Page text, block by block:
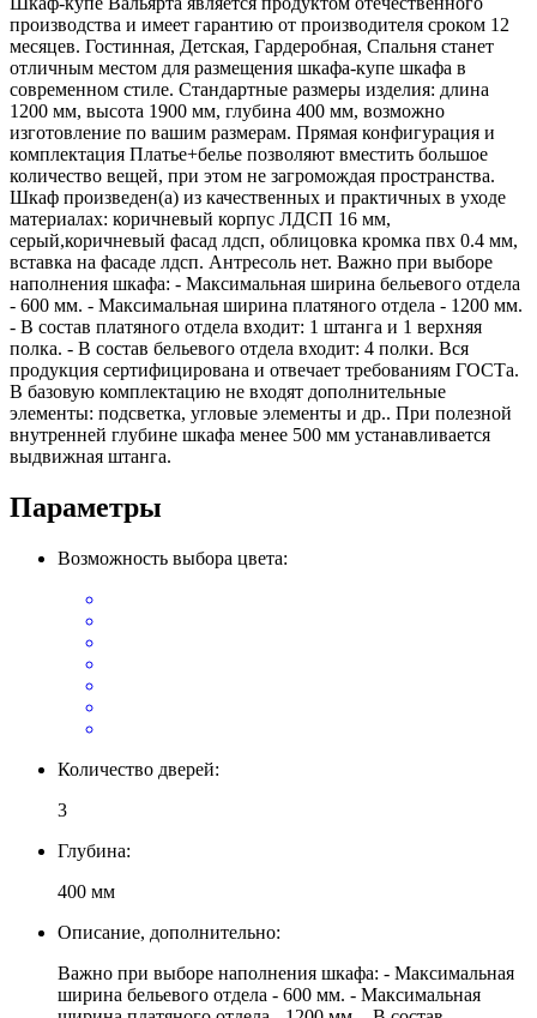
производства и имеет гарантию от производителя сроком 12
месяцев. Гостинная, Детская, Гардеробная, Спальня станет
отличным местом для размещения шкафа-купе шкафа в
современном стиле. Стандартные размеры изделия: длина
1200 мм, высота 1900 мм, глубина 400 мм, возможно
изготовление по вашим размерам. Прямая конфигурация и
комплектация Платье+белье позволяют вместить большое
количество вещей, при этом не загромождая пространства.
Шкаф произведен(а) из качественных и практичных в уходе
материалах: коричневый корпус ЛДСП 16 мм,
серый,коричневый фасад лдсп, облицовка кромка пвх 0.4 мм,
вставка на фасаде лдсп. Антресоль нет. Важно при выборе
наполнения шкафа: - Максимальная ширина бельевого отдела
- 600 мм. - Максимальная ширина платяного отдела - 1200 мм.
- В состав платяного отдела входит: 1 штанга и 1 верхняя
полка. - В состав бельевого отдела входит: 4 полки. Вся
продукция сертифицирована и отвечает требованиям ГОСТа.
В базовую комплектацию не входят дополнительные
элементы: подсветка, угловые элементы и др.. При полезной
внутренней глубине шкафа менее 500 мм устанавливается
выдвижная штанга.
Параметры
Возможность выбора цвета:
Количество дверей:
3
Глубина:
400 мм
Описание, дополнительно:
Важно при выборе наполнения шкафа: - Максимальная
ширина бельевого отдела - 600 мм. - Максимальная